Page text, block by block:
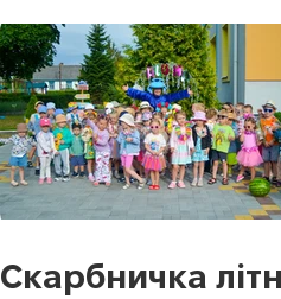
Скарбничка